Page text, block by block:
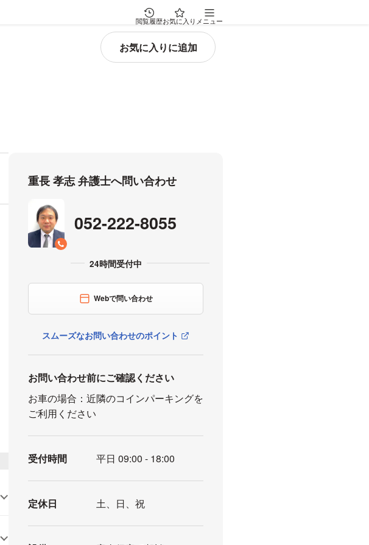
閲覧履歴お気に入り メニュー
重長 孝志 弁護士へ問い合わせ
052-222-8055
Webで問い合わせ
スムーズなお問い合わせのポイント
お問い合わせ前にご確認ください
お車の場合：近隣のコインパーキングを
ご利用ください
受付時間 平日 09:00 - 18:00
定休日 土、日、祝